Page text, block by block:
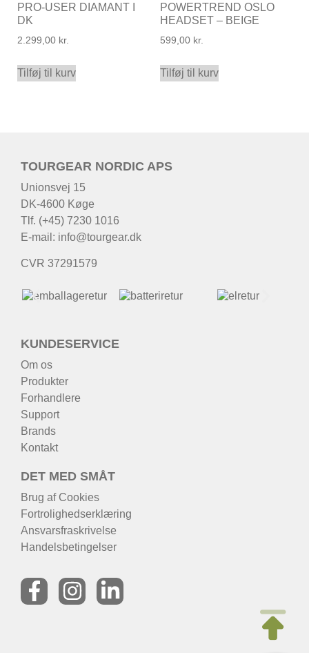
PRO-USER DIAMANT I
DK
2.299,00 kr.
Tilføj til kurv
POWERTREND OSLO
HEADSET – BEIGE
599,00 kr.
Tilføj til kurv
TOURGEAR NORDIC APS
Unionsvej 15
DK-4600 Køge
Tlf. (+45) 7230 1016
E-mail: info@tourgear.dk
CVR 37291579
KUNDESERVICE
Om os
Produkter
Forhandlere
Support
Brands
Kontakt
DET MED SMÅT
Brug af Cookies
Fortrolighedserklæring
Ansvarsfraskrivelse
Handelsbetingelser